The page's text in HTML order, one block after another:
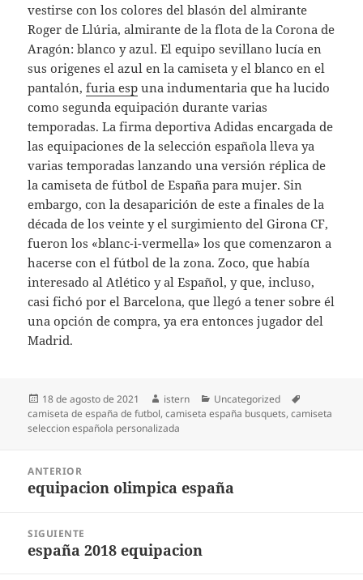
vestirse con los colores del blasón del almirante
Roger de Llúria, almirante de la flota de la Corona de
Aragón: blanco y azul. El equipo sevillano lucía en
sus origenes el azul en la camiseta y el blanco en el
pantalón,furia esp una indumentaria que ha lucido
como segunda equipación durante varias
temporadas. La firma deportiva Adidas encargada de
las equipaciones de la selección española lleva ya
varias temporadas lanzando una versión réplica de
la camiseta de fútbol de España para mujer. Sin
embargo, con la desaparición de este a finales de la
década de los veinte y el surgimiento del Girona CF,
fueron los «blanc-i-vermella» los que comenzaron a
hacerse con el fútbol de la zona. Zoco, que había
interesado al Atlético y al Español, y que, incluso,
casi fichó por el Barcelona, que llegó a tener sobre él
una opción de compra, ya era entonces jugador del
Madrid.
Publicado
el
18 de agosto de 2021 Autor
istern Categorías
Uncategorized
camiseta de españa de futbol,camiseta españa busquets,camiseta
seleccion española personalizada
entradas
ANTERIOR
Entrada
equipacion olimpica españa
SIGUIENTE
Entrada
españa 2018 equipacion